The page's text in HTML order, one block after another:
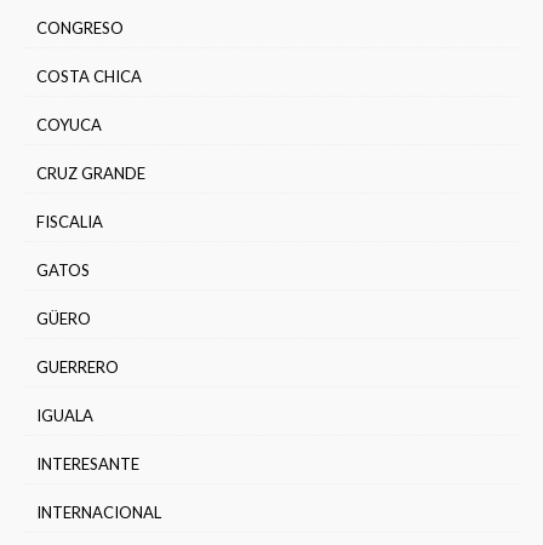
CONGRESO
COSTA CHICA
COYUCA
CRUZ GRANDE
FISCALIA
GATOS
GÜERO
GUERRERO
IGUALA
INTERESANTE
INTERNACIONAL